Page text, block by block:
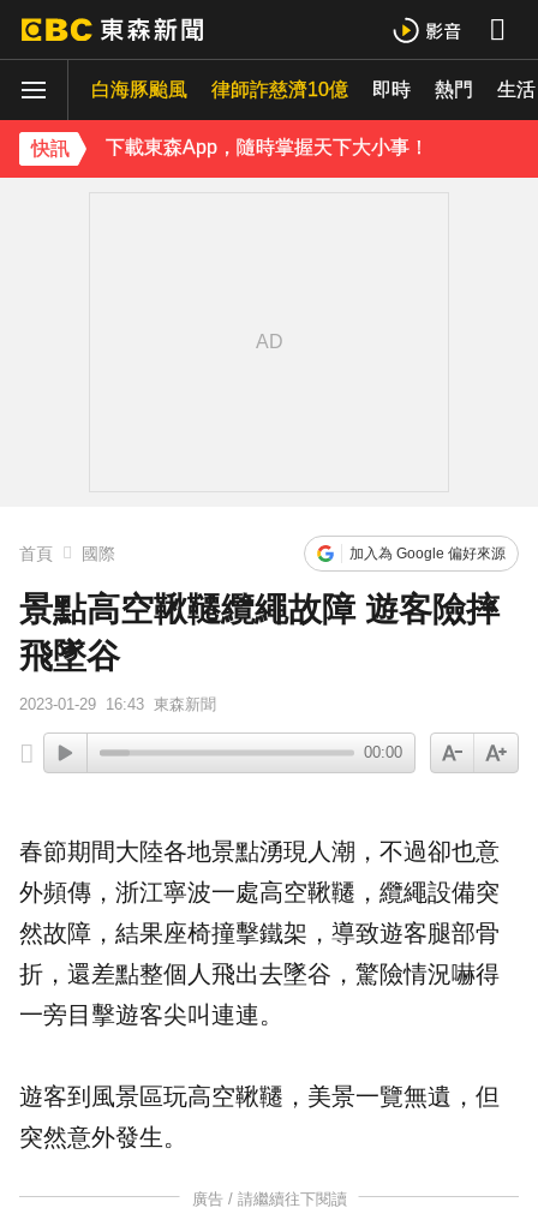
白海豚颱風 律師詐慈濟10億 即時 熱門 生活
快訊
下載東森App，隨時掌握天下大小事！
《理財達人秀》X 安聯投信免費講座報名中！搶先卡位 2027
下載東森App，隨時掌握天下大小事！
首頁 國際 加入為 Google 偏好來源
景點高空鞦韆纜繩故障 遊客險摔
飛墜谷
2023-01-29 16:43 東森新聞
00:00
春節期間大陸各地景點湧現人潮，不過卻也意
外頻傳，浙江寧波一處高空鞦韆 ， 纜繩設備突
然故障 ，結果座椅撞擊鐵架，導致遊客腿部骨
折 ，還差點整個人飛出去墜谷，驚險情況嚇得
一旁目擊遊客尖叫連連。
遊客到風景區玩高空鞦韆，美景一覽無遺，但
突然意外發生。
廣告 / 請繼續往下閱讀